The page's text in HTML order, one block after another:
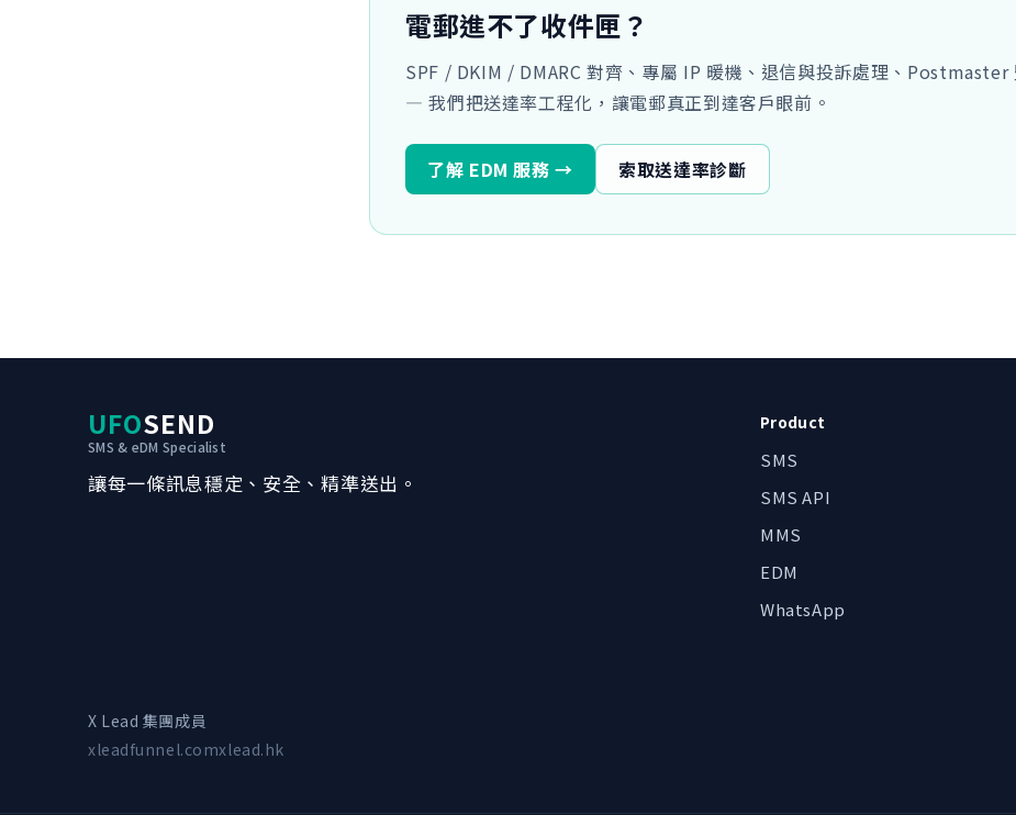
電郵進不了收件匣？
SPF / DKIM / DMARC 對齊、專屬 IP 暖機、退信與投訴處理、Postmaster
— 我們把送達率工程化，讓電郵真正到達客戶眼前。
了解 EDM 服務 → 索取送達率診斷
UFOSEND
SMS & eDM Specialist
讓每一條訊息穩定、安全、精準送出。
Product
SMS
SMS API
MMS
EDM
WhatsApp
X Lead 集團成員
xleadfunnel.comxlead.hk